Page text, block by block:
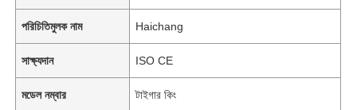
পরিচিতিমুলক নাম Haichang
সাক্ষ্যদান ISO CE
মডেল নম্বার টাইগার কিং